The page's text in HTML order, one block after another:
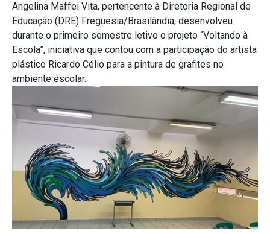
Angelina Maffei Vita, pertencente à Diretoria Regional de
Educação (DRE) Freguesia/Brasilândia, desenvolveu
durante o primeiro semestre letivo o projeto “Voltando à
Escola”, iniciativa que contou com a participação do artista
plástico Ricardo Célio para a pintura de grafites no
ambiente escolar.